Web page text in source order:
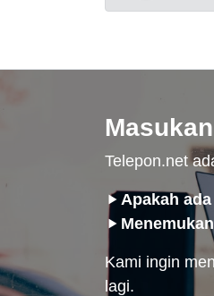
Telepon.net
Apakah
Kami ingin
lagi.